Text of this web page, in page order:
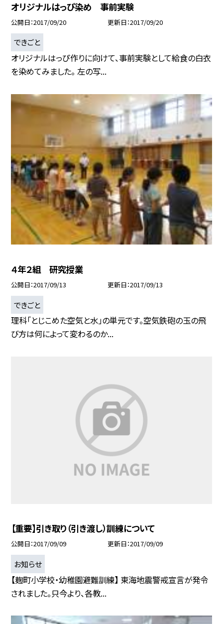
オリジナルはっぴ染め 事前実験
公開日 2017/09/20 更新日 2017/09/20
できごと
オリジナルはっぴ作りに向けて、事前実験として給食の白衣
を染めてみました。 左の写...
４年２組 研究授業
公開日 2017/09/13 更新日 2017/09/13
できごと
理科「とじこめた空気と水」の単元です。空気鉄砲の玉の飛
び方は何によって変わるのか...
【重要】引き取り（引き渡し）訓練について
公開日 2017/09/09 更新日 2017/09/09
お知らせ
【麹町小学校・幼稚園避難訓練】 東海地震警戒宣言が発令
されました。只今より、各教...